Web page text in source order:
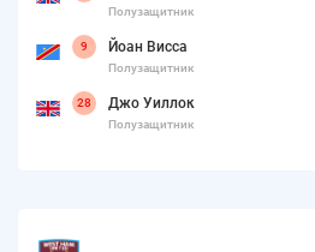
Полузащитник
9 Йоан Висса
Полузащитник
28 Джо Уиллок
Полузащитник